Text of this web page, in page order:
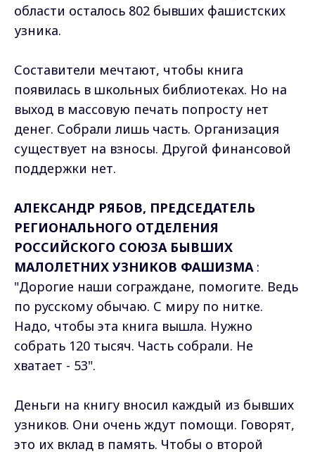
области осталось 802 бывших фашистских
узника.
Составители мечтают, чтобы книга
появилась в школьных библиотеках. Но на
выход в массовую печать попросту нет
денег. Собрали лишь часть. Организация
существует на взносы. Другой финансовой
поддержки нет.
АЛЕКСАНДР РЯБОВ, ПРЕДСЕДАТЕЛЬ
РЕГИОНАЛЬНОГО ОТДЕЛЕНИЯ
РОССИЙСКОГО СОЮЗА БЫВШИХ
МАЛОЛЕТНИХ УЗНИКОВ ФАШИЗМА :
"Дорогие наши сограждане, помогите. Ведь
по русскому обычаю. С миру по нитке.
Надо, чтобы эта книга вышла. Нужно
собрать 120 тысяч. Часть собрали. Не
хватает - 53".
Деньги на книгу вносил каждый из бывших
узников. Они очень ждут помощи. Говорят,
это их вклад в память. Чтобы о второй